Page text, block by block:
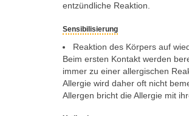
entzündliche Reaktion.
Sensibilisierung
Reaktion des Körpers auf
Beim ersten Kontakt werden
immer zu einer allergischen
Allergie wird daher oft nicht
Allergen bricht die Allergie mit